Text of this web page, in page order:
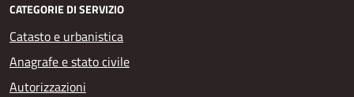
CATEGORIE DI SERVIZIO
Catasto e urbanistica
Anagrafe e stato civile
Autorizzazioni